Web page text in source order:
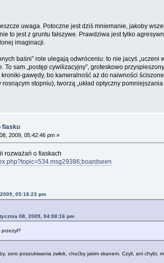
uwaga. Potoczne jest dziś mniemanie, jakoby
to jest z gruntu fałszywe. Prawdziwa jest tylko
imaginacji.
baśni” role ulegają odwróceniu: to nie jacyś
To sam „postęp cywilizacyjny”, groteskowo
gawędy, bo kameralność aż do naiwności
stopniu), tworzą „układ optyczny
fiasku
2009, 05:42:46 pm »
rozważań o fiaskach
05:18:23 pm
08, 2009, 04:08:16 pm
zero poszukiwania zwłok, choćby jakim skanem. Czyli, ani chybi,